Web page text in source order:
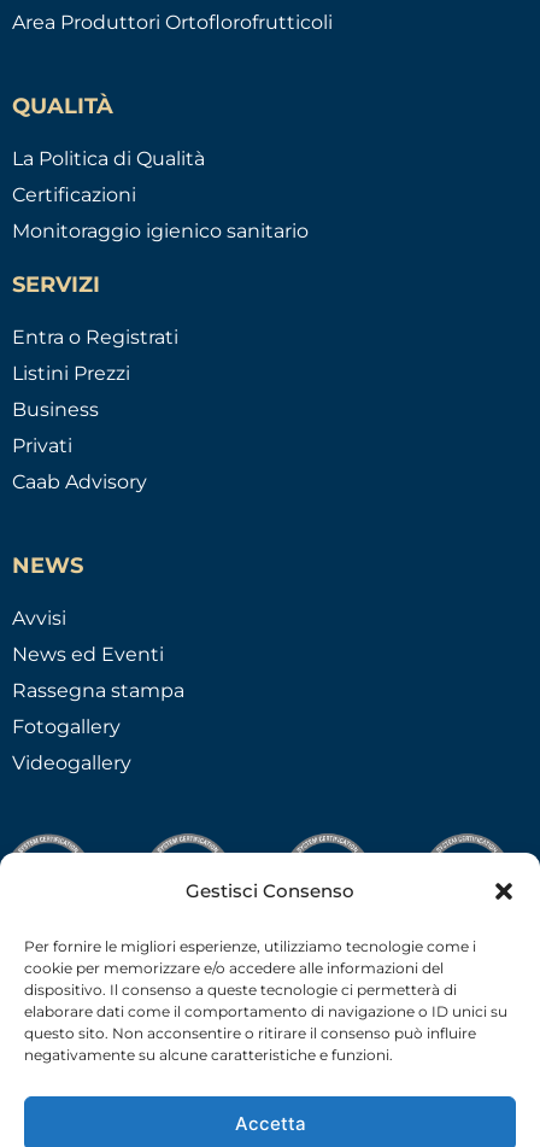
Gestisci Consenso
Per fornire le migliori esperienze, utilizziamo tecnologie come i
cookie per memorizzare e/o accedere alle informazioni del
dispositivo. Il consenso a queste tecnologie ci permetterà di
elaborare dati come il comportamento di navigazione o ID unici su
questo sito. Non acconsentire o ritirare il consenso può influire
negativamente su alcune caratteristiche e funzioni.
Accetta
Area Produttori Ortoflorofrutticoli
QUALITÀ
La Politica di Qualità
Certificazioni
Monitoraggio igienico sanitario
SERVIZI
Entra o Registrati
Listini Prezzi
Business
Privati
Caab Advisory
NEWS
Avvisi
News ed Eventi
Rassegna stampa
Fotogallery
Videogallery